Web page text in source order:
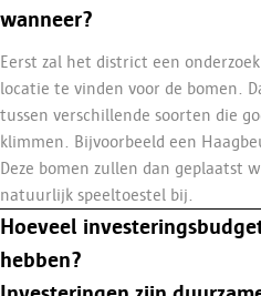
wanneer?
Eerst zal het district een
locatie te vinden voor de bomen.
tussen verschillende soorten die
klimmen. Bijvoorbeeld een
Deze bomen zullen dan geplaatst
natuurlijk speeltoestel bij.
Hoeveel
hebben?